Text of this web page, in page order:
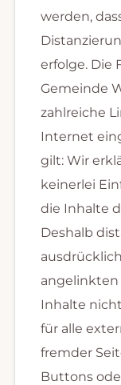
werden,
erfolge. Die
Gemeinde
zahlreiche
Internet
gilt: Wir
keinerlei
die Inhalte
Deshalb
angelinkten
Inhalte
für alle
fremder
Buttons